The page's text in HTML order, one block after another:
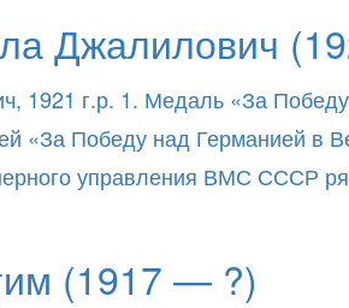
Джалилович
1921 г.р. 1. Медаль «За
«За Победу над Германией в
управления ВМС СССР
(1917 — ?)